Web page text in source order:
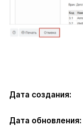
Дата создания:
Дата обновления: